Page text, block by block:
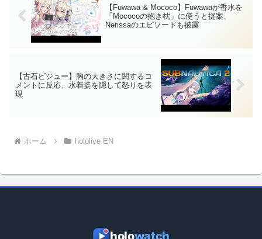
【Fuwawa & Mococo】Fuwawaが香水を
「Mococoの抱き枕」に使うと提案、
Nerissaのエピソードも披露
【古石ビジュー】胸の大きさに関するコ
メントに反応、水着姿を隠して怒りを表
現
ホーム hololive EN
holowatch